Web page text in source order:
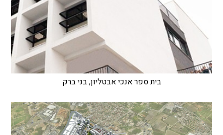
בית ספר אנכי אבטליון, בני ברק